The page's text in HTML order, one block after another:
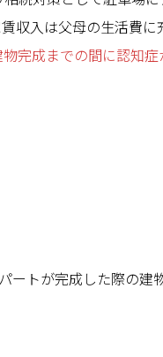
収入は父母の生活費
完成までの間に認知
トが完成した際の